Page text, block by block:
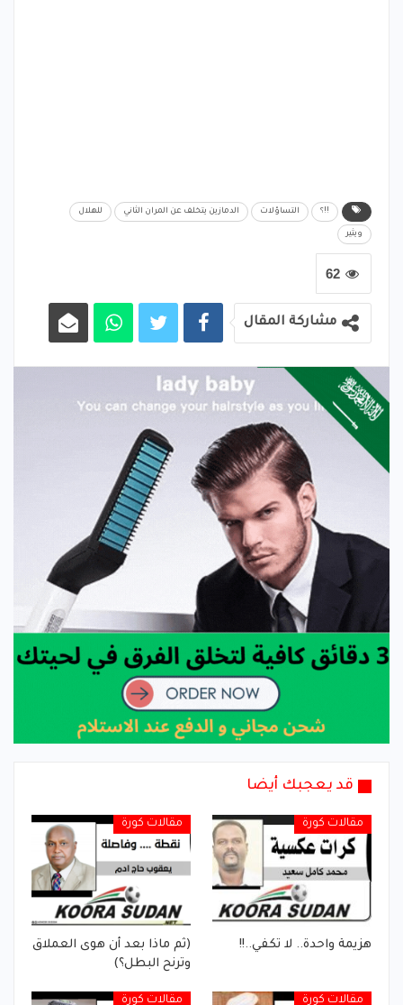
!!؟ التساؤلات الدمازين يتخلف عن المران الثاني للهلال
ويثير
62
مشاركة المقال
قد يعجبك أيضا
مقالات كورة
هزيمة واحدة.. لا تكفي..!!
مقالات كورة
(ثم ماذا بعد أن هوى العملاق
وترنح البطل؟)
مقالات كورة مقالات كورة